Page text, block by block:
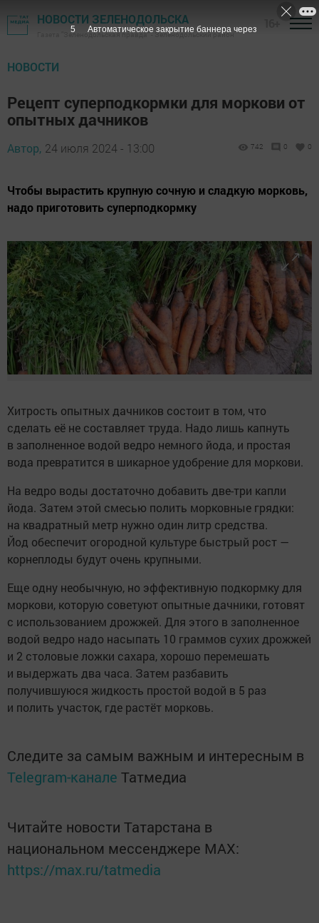
НОВОСТИ ЗЕЛЕНОДОЛЬСКА
Газета "Зеленодольская правда" - Зеленодольский район
НОВОСТИ
Рецепт суперподкормки для моркови от
опытных дачников
Автор, 24 июля 2024 - 13:00 742 0 0
Чтобы вырастить крупную сочную и сладкую морковь,
надо приготовить суперподкормку
Хитрость опытных дачников состоит в том, что
сделать её не составляет труда. Надо лишь капнуть
в заполненное водой ведро немного йода, и простая
вода превратится в шикарное удобрение для моркови.
На ведро воды достаточно добавить две-три капли
йода. Затем этой смесью полить морковные грядки:
на квадратный метр нужно один литр средства.
Йод обеспечит огородной культуре быстрый рост —
корнеплоды будут очень крупными.
Еще одну необычную, но эффективную подкормку для
моркови, которую советуют опытные дачники, готовят
с использованием дрожжей. Для этого в заполненное
водой ведро надо насыпать 10 граммов сухих дрожжей
и 2 столовые ложки сахара, хорошо перемешать
и выдержать два часа. Затем разбавить
получившуюся жидкость простой водой в 5 раз
и полить участок, где растёт морковь.
Следите за самым важным и интересным в
Telegram-канале Татмедиа
Читайте новости Татарстана в
национальном мессенджере MАХ:
https://max.ru/tatmedia
5 Автоматическое закрытие баннера через